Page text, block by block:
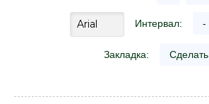
Интервал: -
Закладка: Сделать